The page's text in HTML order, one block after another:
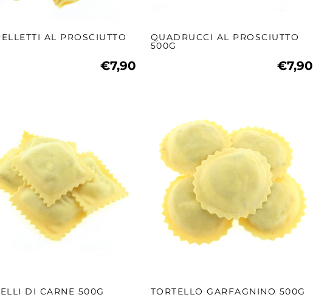
AL PROSCIUTTO
€7,90
QUADRUCCI AL PROSCIUTTO
500G
€7,90
DI CARNE 500G TORTELLO GARFAGNINO 500G